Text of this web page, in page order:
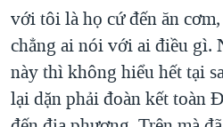
với tôi là họ cứ đến ăn
chẳng ai nói với ai điều gì.
này thì không hiểu hết tại
lại dặn phải đoàn kết toàn